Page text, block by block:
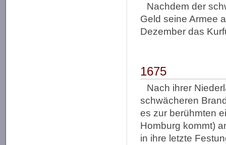
Nachdem der
Geld seine Armee
Dezember das
1675
Nach ihrer
schwächeren
es zur berühmten
Homburg kommt)
in ihre letzte